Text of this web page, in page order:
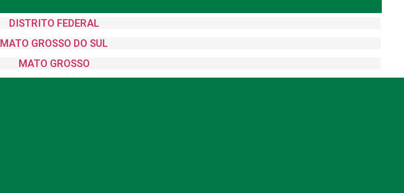
DISTRITO FEDERAL
MATO GROSSO DO SUL
MATO GROSSO